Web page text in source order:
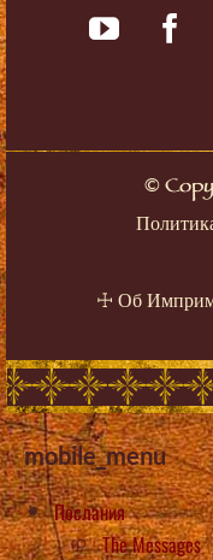
©
☩ Об
mobile_menu
Послания
The Messages